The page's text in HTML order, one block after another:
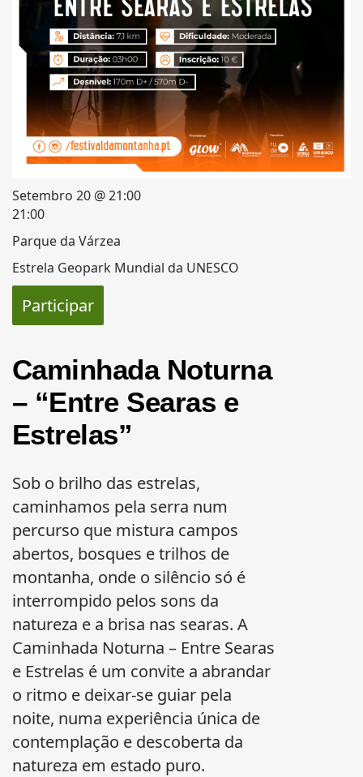
Caminhada Noturna
– “Entre Searas e
Estrelas”
Sob o brilho das estrelas,
caminhamos pela serra num
percurso que mistura campos
abertos, bosques e trilhos de
montanha, onde o silêncio só é
interrompido pelos sons da
natureza e a brisa nas searas. A
Caminhada Noturna – Entre Searas
e Estrelas é um convite a abrandar
o ritmo e deixar-se guiar pela
noite, numa experiência única de
contemplação e descoberta da
natureza em estado puro.
Setembro 20 @ 21:00
21:00
Parque da Várzea
Estrela Geopark Mundial da UNESCO
Participar